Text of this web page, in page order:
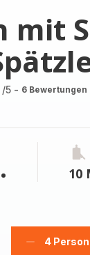
mit
/5 - 6 Bewertungen
10
Personen
4